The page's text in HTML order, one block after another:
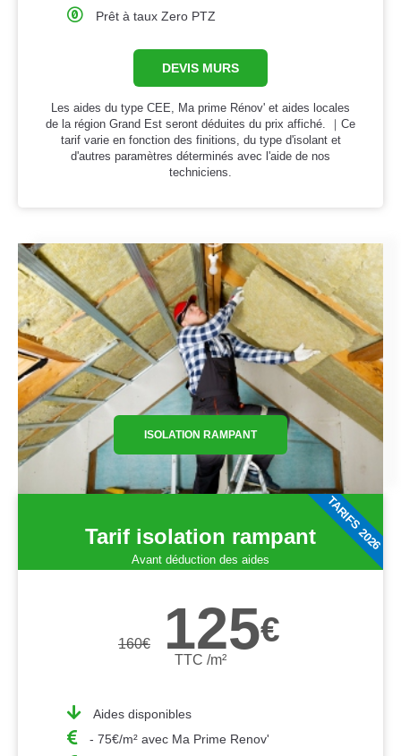
Prêt à taux Zero PTZ
DEVIS MURS
Les aides du type CEE, Ma prime Rénov' et aides locales
de la région Grand Est seront déduites du prix affiché. ｜Ce
tarif varie en fonction des finitions, du type d'isolant et
d'autres paramètres déterminés avec l'aide de nos
techniciens.
ISOLATION RAMPANT
Tarif isolation rampant
Avant déduction des aides
160€ 125€
TTC /m²
Aides disponibles
- 75€/m² avec Ma Prime Renov'
TARIFS 2026